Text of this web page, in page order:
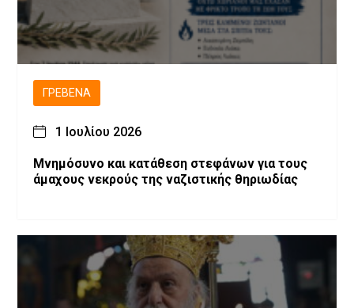
ΓΡΕΒΕΝΆ
1 Ιουλίου 2026
Μνημόσυνο και κατάθεση στεφάνων για τους
άμαχους νεκρούς της ναζιστικής θηριωδίας